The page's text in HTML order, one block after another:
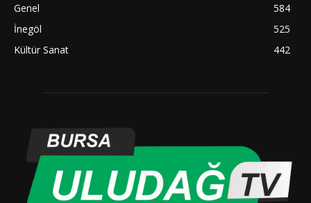
Genel
584
İnegöl
525
Kültür Sanat
442